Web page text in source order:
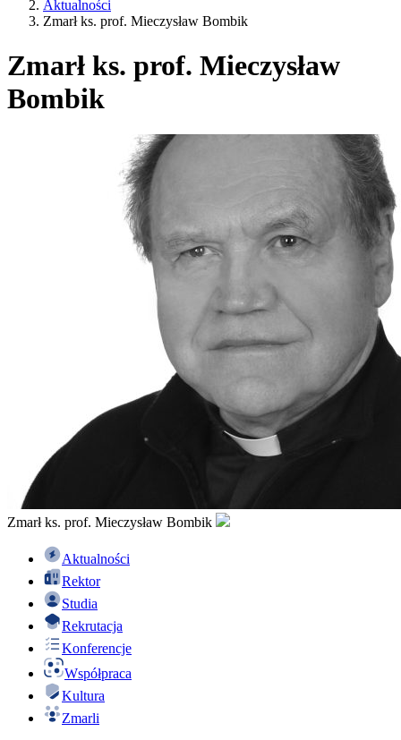
Aktualności
Zmarł ks. prof. Mieczysław Bombik
Zmarł ks. prof. Mieczysław
Bombik
Zmarł ks. prof. Mieczysław Bombik
Aktualności
Rektor
Studia
Rekrutacja
Konferencje
Współpraca
Kultura
Zmarli